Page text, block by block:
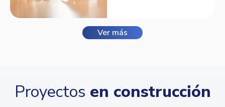
Ver más
Proyectos en construcción